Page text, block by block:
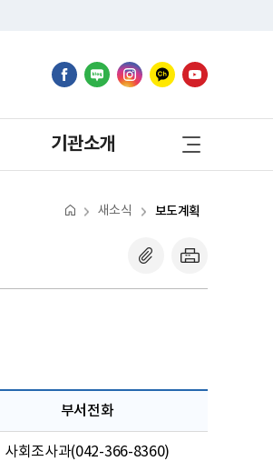
기관소개
사
이
로
새소식 보도계획
부서전화
사회조사과(042-366-8360)